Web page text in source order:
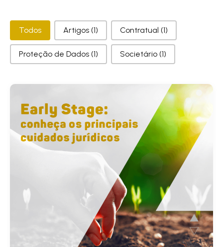
Categorias
Todos Artigos (1) Contratual (1)
Proteção de Dados (1) Societário (1)